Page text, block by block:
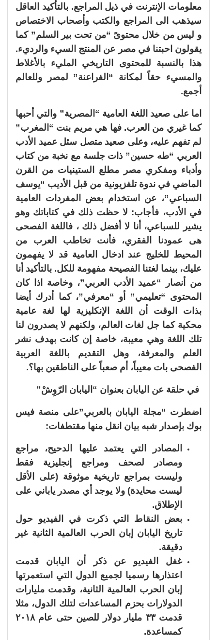
معلومات الإنترنت في ذيل المراجع. بالتأكيد العاقل
سيذهب الى المراجع والكتب وأصحاب الاختصاص
و ليس من خلال محتوىً “من تحت بير السلم” كما
يقولون احبتنا في مصر عن المنتج السيء والرديء.
هذا بالنسبة للمحتوى التاريخي المليء بالأغلاط
والمسيء حقاً لمكانة “الفراعنة” لمصر وللعالم
أجمع.
اما على صعيد اللغة العامية “المصرية” والتي أحبها
كما غيري من العرب. فها هي مريم بنت “المغرب”
لم تفهم عليه، وعلى صعيد متصل سئل عميد الأدب
العربي “طه حسين” ذات جلسة مع نخبة من كتاب
وأدباء ومفكري مصر مطلع الستينيات من القرن
الماضي في ندوة تلفزيونية من قبل الأديب “يوسف
السباعي”، عن استخدام بعض المفردات العامية
في الأدب، فأجاب: لا حظت ذلك في كتاباتك وهو
يشير للسباعي، أنا لا أفضل ذلك ، فاللغة الفصحى
هى عمودنا الفقري، فأنت تخاطب العرب من
المحيط للخليج عند ادخال العامية قد لا يفهمون
عليك، بينما لغتنا الفصيحة مفهومة للكل. بالتأكيد أنا
من أنصار “عميد الأدب العربي”، وخاصة اذا كان
المحتوى “تعليمي” أو “معرفي”، كما أدرك أيضا
بذات الوقت أن اللغة الإنكليزية لها لغة عامية
محكية كما جل لغات العالم، ولكنهم لا يصدرون لنا
تلك اللغة وهي معيبة، خاصة إن كانت بهدف نشر
العلم والمعرفة، وهل التقديم باللغة العربية
الفصحى بات معيباً، أم صعباً على الناطقين بها؟.
في حلقة عن اليابان بعنوان “اليابان الرّوِشْ”
اضطرت “مجلة اليابان بالعربي”على منصة فيس
بوك بإصدار شبه بيان انقل منها مقتطفات:
المصادر التي يعتمد عليها الدحيح، مراجع
ومصادر لصحف ومراجع إنجليزية فقط
وليست بمراجع تاريخية موثوقة (على الأقل
ليست محايدة) ولا يوجد أي مصدر ياباني على
الإطلاق.
بعض النقاط التي ذكرت في الفيديو حول
تاريخ اليابان إبان الحرب العالمية الثانية غير
دقيقة.
غفل الفيديو عن ذكر أن اليابان قدمت
اعتذارها رسميا لجميع الدول التي استعمرتها
إبان الحرب العالمية الثانية، وقدمت مليارات
الدولارات بحزم المساعدات لتلك الدول، مثلا
قدمت ٣٣ مليار دولار للصين حتى عام ٢٠١٨
كمساعدة.